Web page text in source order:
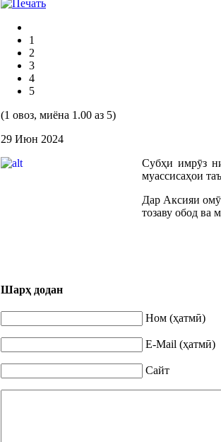
1
2
3
4
5
(1 овоз, миёна 1.00 аз 5)
29 Июн 2024
Субҳи имрӯз
муассисаҳои
Дар Аксияи
тозаву обод ва
Шарҳ додан
Ном (ҳатмӣ)
E-Mail (ҳатмӣ)
Сайт